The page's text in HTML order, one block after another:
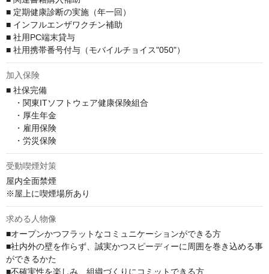
■ 定期健康診断の実施（年一回）
■ インフルエンザワクチン補助
■ 社用PC端末貸与
■ 社用携帯番号付与（モバイルチョイス"050"）
加入保険
■ 社保完備
・関東ITソフトウェア健康保険組合
・厚生年金
・雇用保険
・労災保険
受動喫煙対策
屋内全面禁煙
※屋上に喫煙場所あり
求める人物像
■オープンかつフラットなコミュニケーションができる方
■社内外の壁を作らず、誠実かつスピーディーに周囲を巻き込める事
ができるかた
■不確実性を楽しみ、組織づくりにコミットできる方